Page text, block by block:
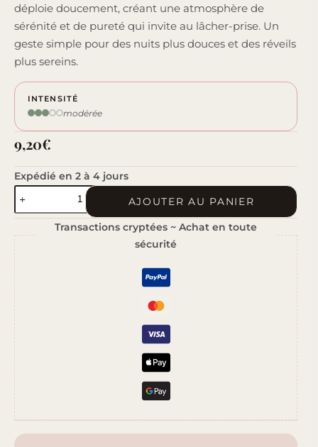
déploie doucement, créant une atmosphère de
sérénité et de pureté qui invite au lâcher-prise. Un
geste simple pour des nuits plus douces et des réveils
plus sereins.
INTENSITÉ
modérée
9,20€
Expédié en 2 à 4 jours
de
de
Coton
AJOUTER AU PANIER
Transactions cryptées ~ Achat en toute
sécurité